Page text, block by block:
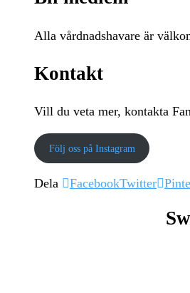
Alla vårdnadshavare är
Kontakt
Vill du veta mer, kontakta
Följ oss på Instagram
Dela FacebookTwitter